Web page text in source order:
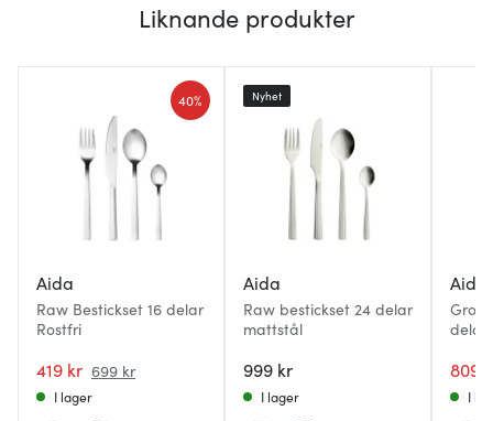
Liknande produkter
Aida
Raw Bestickset 16 delar
Rostfri
419 kr 699 kr
40%
I lager
Aida
Raw bestickset 24 delar
mattstål
999 kr
Nyhet
I lager
Aida
delar
809
I